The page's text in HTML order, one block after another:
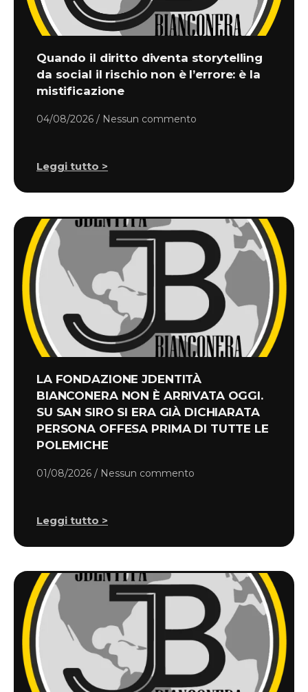
Quando il diritto diventa storytelling
da social il rischio non è l’errore: è la
mistificazione
04/08/2026 Nessun commento
Leggi tutto >
LA FONDAZIONE JDENTITÀ
BIANCONERA NON È ARRIVATA OGGI.
SU SAN SIRO SI ERA GIÀ DICHIARATA
PERSONA OFFESA PRIMA DI TUTTE LE
POLEMICHE
01/08/2026 Nessun commento
Leggi tutto >